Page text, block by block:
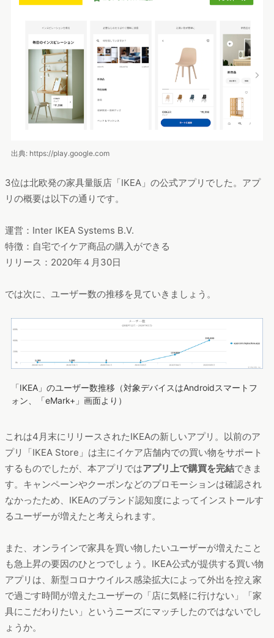
出典: https://play.google.com
3位は北欧発の家具量販店「IKEA」の公式アプリでした。アプ
リの概要は以下の通りです。
運営：Inter IKEA Systems B.V.
特徴：自宅でイケア商品の購入ができる
リリース：2020年４月30日
では次に、ユーザー数の推移を見ていきましょう。
「IKEA」のユーザー数推移（対象デバイスはAndroidスマートフ
ォン、「eMark+」画面より）
これは4月末にリリースされたIKEAの新しいアプリ。以前のア
プリ「IKEA Store」は主にイケア店舗内での買い物をサポート
するものでしたが、本アプリではアプリ上で購買を完結できま
す。キャンペーンやクーポンなどのプロモーションは確認され
なかったため、IKEAのブランド認知度によってインストールす
るユーザーが増えたと考えられます。
また、オンラインで家具を買い物したいユーザーが増えたこと
も急上昇の要因のひとつでしょう。IKEA公式が提供する買い物
アプリは、新型コロナウイルス感染拡大によって外出を控え家
で過ごす時間が増えたユーザーの「店に気軽に行けない」「家
具にこだわりたい」というニーズにマッチしたのではないでし
ょうか。